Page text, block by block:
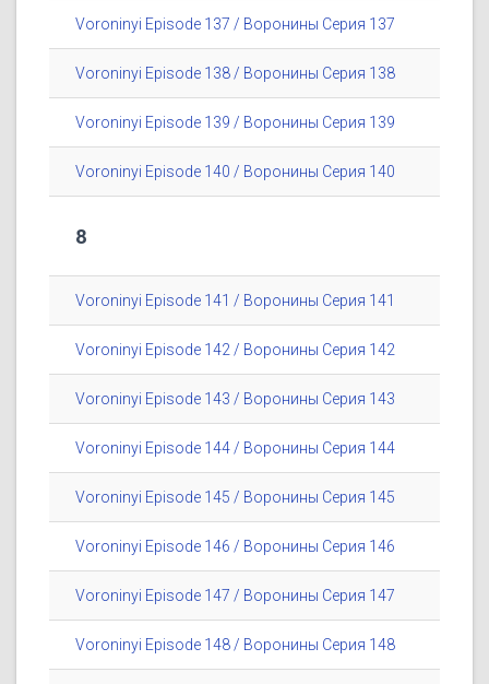
Voroninyi Episode 137 / Воронины Серия 137
Voroninyi Episode 138 / Воронины Серия 138
Voroninyi Episode 139 / Воронины Серия 139
Voroninyi Episode 140 / Воронины Серия 140
8
Voroninyi Episode 141 / Воронины Серия 141
Voroninyi Episode 142 / Воронины Серия 142
Voroninyi Episode 143 / Воронины Серия 143
Voroninyi Episode 144 / Воронины Серия 144
Voroninyi Episode 145 / Воронины Серия 145
Voroninyi Episode 146 / Воронины Серия 146
Voroninyi Episode 147 / Воронины Серия 147
Voroninyi Episode 148 / Воронины Серия 148